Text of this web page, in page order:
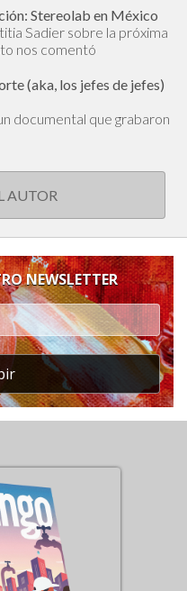
Stereolab en México
Sadier sobre la próxima
nos comentó
(aka, los jefes de jefes)
documental que grabaron
AUTOR
NEWSLETTER